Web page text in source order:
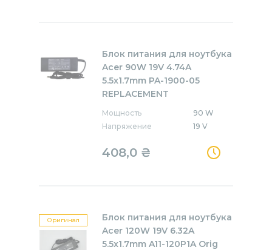
Блок питания для ноутбука
Acer 90W 19V 4.74A
5.5x1.7mm PA-1900-05
REPLACEMENT
Мощность
90 W
Напряжение
19 V
408,0 ₴
Оригинал
Блок питания для ноутбука
Acer 120W 19V 6.32A
5.5x1.7mm A11-120P1A Orig